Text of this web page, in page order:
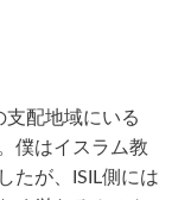
支配地域にいる
僕はイスラム教
たが、ISIL側には